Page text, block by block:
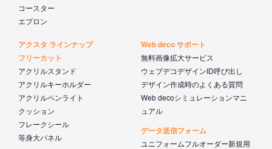
コースター
エプロン
アクスタ ラインナップ
フリーカット
アクリルスタンド
アクリルキーホルダー
アクリルペンライト
クッション
フレークシール
等身大パネル
Web deco サポート
無料画像拡大サービス
ウェブデコデザインID呼び出し
デザイン作成時のよくある質問
Web decoシミュレーションマニ
ュアル
データ送信フォーム
ユニフォームフルオーダー新規用